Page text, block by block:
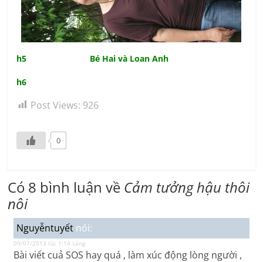
h5 Bé Hai và Loan Anh
h6
Post Views: 926
0
Có 8 bình luận về Cảm tưởng hậu thôi
nôi
Nguyễntuyết nói:
09/07/2013 lúc 1:14 sáng
Bài viết cuả SOS hay quá , làm xúc động lòng người ,